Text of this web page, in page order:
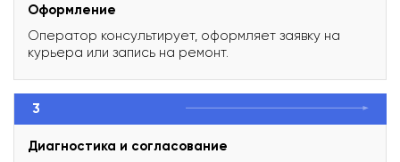
Оформление
Оператор консультирует, оформляет заявку на
курьера или запись на ремонт.
3
Диагностика и согласование